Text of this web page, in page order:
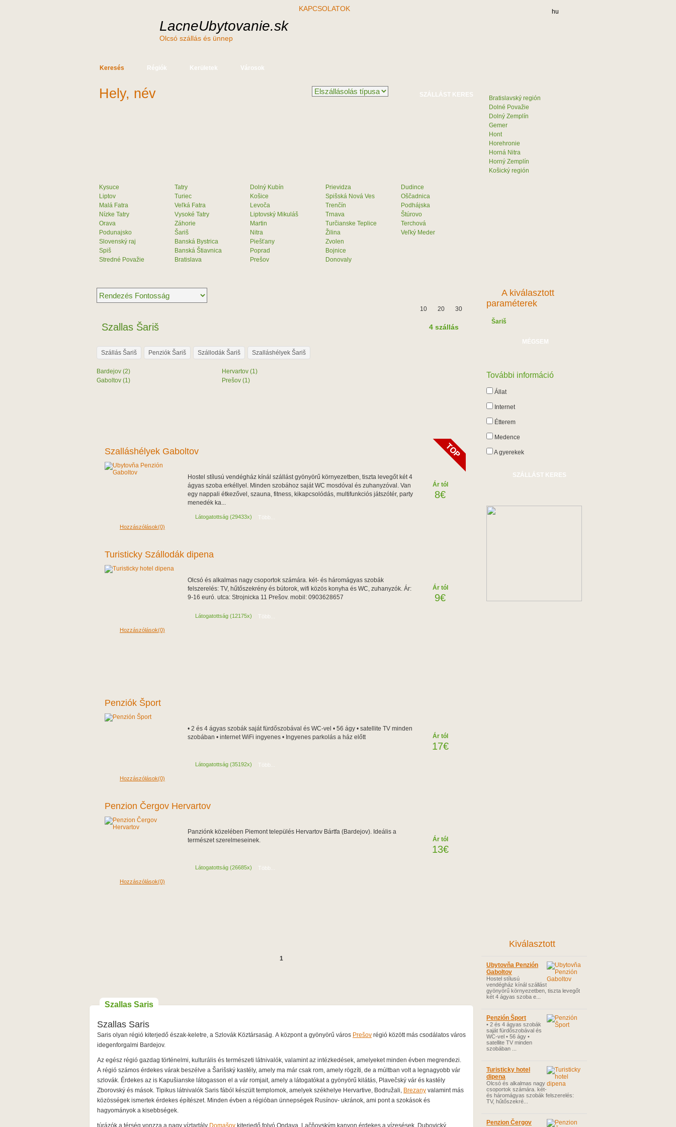
LacneUbytovanie.sk
Olcsó szállás és ünnep
KAPCSOLATOK hu
Keresés Régiók Kerületek Városok
Hely, név
Bratislavský región
Dolné Považie
Dolný Zemplín
Gemer
Hont
Horehronie
Horná Nitra
Horný Zemplín
Košický región
Kysuce
Liptov
Malá Fatra
Nízke Tatry
Orava
Podunajsko
Slovenský raj
Spiš
Stredné Považie
Tatry
Turiec
Veľká Fatra
Vysoké Tatry
Záhorie
Šariš
Banská Bystrica
Banská Štiavnica
Bratislava
Dolný Kubín
Košice
Levoča
Liptovský Mikuláš
Martin
Nitra
Piešťany
Poprad
Prešov
Prievidza
Spišská Nová Ves
Trenčín
Trnava
Turčianske Teplice
Žilina
Zvolen
Bojnice
Donovaly
Dudince
Oščadnica
Podhájska
Štúrovo
Terchová
Veľký Meder
10 20 30
4 szállás
Szallas Šariš
Szállás Šariš Penziók Šariš Szállodák Šariš Szalláshélyek Šariš
Bardejov (2)
Gaboltov (1)
Hervartov (1)
Prešov (1)
Szalláshélyek Gaboltov
Ár tól
8€
Hostel stílusú vendégház kínál szállást gyönyörű környezetben, tiszta levegőt két 4
ágyas szoba erkéllyel. Minden szobához saját WC mosdóval és zuhanyzóval. Van
egy nappali étkezővel, szauna, fitness, kikapcsolódás, multifunkciós játszótér, party
menedék ka...
Hozzászólások(0)
Látogatottság (29433x) Több...
Turisticky Szállodák dipena
Ár tól
9€
Olcsó és alkalmas nagy csoportok számára. két- és háromágyas szobák
felszerelés: TV, hűtőszekrény és bútorok, wifi közös konyha és WC, zuhanyzók. Ár:
9-16 euró. utca: Strojnicka 11 Prešov. mobil: 0903628657
Hozzászólások(0)
Látogatottság (12175x) Több...
Penziók Šport
Ár tól
17€
• 2 és 4 ágyas szobák saját fürdőszobával és WC-vel • 56 ágy • satellite TV minden
szobában • internet WiFi ingyenes • Ingyenes parkolás a ház előtt
Hozzászólások(0)
Látogatottság (35192x) Több...
Penzion Čergov Hervartov
Ár tól
13€
Panziónk közelében Piemont település Hervartov Bártfa (Bardejov). Ideális a
természet szerelmeseinek.
Hozzászólások(0)
Látogatottság (26685x) Több...
1
Szallas Saris
Szallas Saris
Saris olyan régió kiterjedő észak-keletre, a Szlovák Köztársaság. A központ a gyönyörű város Prešov régió között más csodálatos város
idegenforgalmi Bardejov.
Az egész régió gazdag történelmi, kulturális és természeti látnivalók, valamint az intézkedések, amelyeket minden évben megrendezi.
A régió számos érdekes várak beszélve a Šarišský kastély, amely ma már csak rom, amely rögzíti, de a múltban volt a legnagyobb vár
szlovák. Érdekes az is Kapušianske látogasson el a vár romjait, amely a látogatókat a gyönyörű kilátás, Plavečský vár és kastély
Zborovský és mások. Tipikus látnivalók Saris fából készült templomok, amelyek székhelye Hervartive, Bodružali, Brezany valamint más
közösségek ismertek érdekes építészet. Minden évben a régióban ünnepségek Rusínov- ukránok, ami pont a szokások és
hagyományok a kisebbségek.
túrázók a térség vonzza a nagy víztartály Domašov kiterjedő folyó Ondava, Lačňovským kanyon érdekes a vízesések, Dubovický
A kiválasztott
paraméterek
Šariš
MÉGSEM
További információ
Állat
Internet
Étterem
Medence
A gyerekek
Kiválasztott
Ubytovňa Penzión
Gaboltov
Hostel stílusú
vendégház kínál szállást
gyönyörű környezetben, tiszta levegőt
két 4 ágyas szoba e...
Penzión Šport
• 2 és 4 ágyas szobák
saját fürdőszobával és
WC-vel • 56 ágy •
satellite TV minden
szobában ...
Turisticky hotel
dipena
Olcsó és alkalmas nagy
csoportok számára. két-
és háromágyas szobák felszerelés:
TV, hűtőszekré...
Penzion Čergov